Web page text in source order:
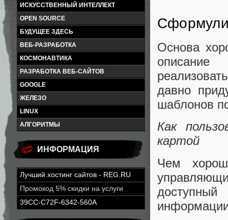
ИСКУССТВЕННЫЙ ИНТЕЛЛЕКТ
OPEN SOURCE
БУДУЩЕЕ ЗДЕСЬ
ВЕБ-РАЗРАБОТКА
КОСМОНАВТИКА
РАЗРАБОТКА ВЕБ-САЙТОВ
GOOGLE
ЖЕЛЕЗО
LINUX
АЛГОРИТМЫ
ИНФОРМАЦИЯ
Лучший хостинг сайтов - REG.RU
Промокод 5% скидки на услуги
39CC-C72F-6342-560A
Основа
описание
давно
шаблонов
Как
картой
Чем